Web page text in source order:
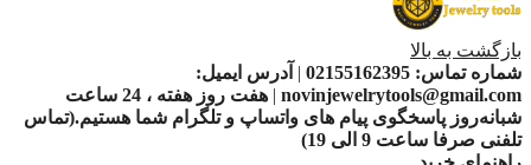
بازگشت به بالا
شماره تماس: 02155162395
| آدرس ایمیل:
novinjewelrytools@gmail.com
|
هفت روز هفته ، 24 ساعت
شبانه‌روز پاسخگوی پیام های واتساپ و تلگرام شما هستیم.(تماس
تلفنی صرفا ساعت 9 الی 19)